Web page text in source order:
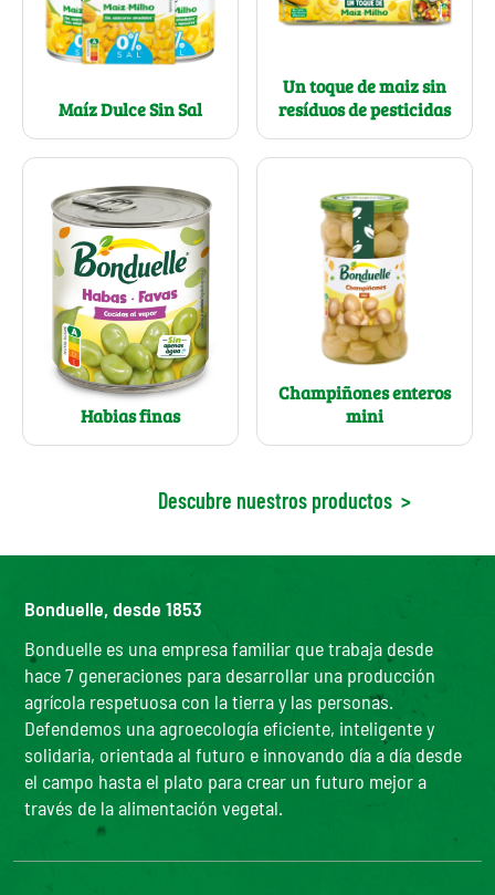
Maíz Dulce Sin Sal
Un toque de maiz sin
resíduos de pesticidas
Habias finas
Champiñones enteros
mini
Descubre nuestros productos >
Bonduelle, desde 1853
Bonduelle es una empresa familiar que trabaja desde
hace 7 generaciones para desarrollar una producción
agrícola respetuosa con la tierra y las personas.
Defendemos una agroecología eficiente, inteligente y
solidaria, orientada al futuro e innovando día a día desde
el campo hasta el plato para crear un futuro mejor a
través de la alimentación vegetal.